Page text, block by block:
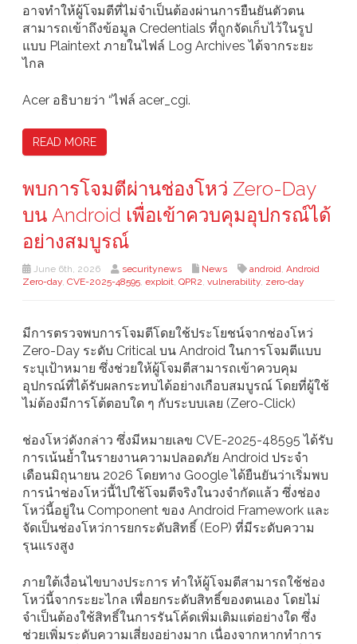
อาจทำให้ผู้โจมตีที่ไม่จำเป็นต้องผ่านการยืนยันตัวตน
สามารถเข้าถึงข้อมูล Credentials ที่ถูกจัดเก็บไว้ในรูป
แบบ Plaintext ภายในไฟล์ Log Archives ได้จากระยะ
ไกล
Acer อธิบายว่า “ไฟล์ acer_cgi.
READ MORE
พบการโจมตีผ่านช่องโหว่ Zero-Day
บน Android เพื่อเข้าควบคุมอุปกรณ์ได้
อย่างสมบูรณ์
June 6th, 2026 securitynews News android, Android
Zero-day, CVE-2025-48595, exploit, QPR2, vulnerability, zero-day
มีการตรวจพบการโจมตีโดยใช้ประโยชน์จากช่องโหว่
Zero-Day ระดับ Critical บน Android ในการโจมตีแบบ
ระบุเป้าหมาย ซึ่งช่วยให้ผู้โจมตีสามารถเข้าควบคุม
อุปกรณ์ที่ได้รับผลกระทบได้อย่างเกือบสมบูรณ์ โดยที่ผู้ใช้
ไม่ต้องมีการโต้ตอบใด ๆ กับระบบเลย (Zero-Click)
ช่องโหว่ดังกล่าว ซึ่งมีหมายเลข CVE-2025-48595 ได้รับ
การเน้นย้ำในรายงานความปลอดภัย Android ประจำ
เดือนมิถุนายน 2026 โดยทาง Google ได้ยืนยันว่าเริ่มพบ
การนำช่องโหว่นี้ไปใช้โจมตีจริงในวงจำกัดแล้ว ซึ่งช่อง
โหว่นี้อยู่ใน Component ของ Android Framework และ
จัดเป็นช่องโหว่การยกระดับสิทธิ์ (EoP) ที่มีระดับความ
รุนแรงสูง
ภายใต้เงื่อนไขบางประการ ทำให้ผู้โจมตีสามารถใช้ช่อง
โหว่นี้จากระยะไกล เพื่อยกระดับสิทธิ์ของตนเอง โดยไม่
จำเป็นต้องใช้สิทธิ์ในการรันโค้ดเพิ่มเติมแต่อย่างใด ซึ่ง
ช่วยเพิ่มระดับความเสี่ยงอย่างมาก เนื่องจากหากทำการ